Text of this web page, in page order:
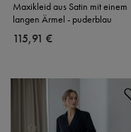
Maxikleid aus Satin mit einem
langen Ärmel - puderblau
115,91 €